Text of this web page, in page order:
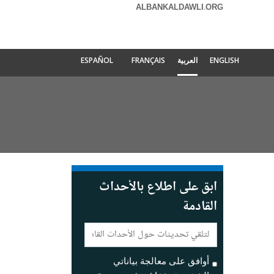
ALBANKALDAWLI.ORG
ENGLISH العربية FRANÇAIS
ESPAÑOL
ابق على اطلاع بالأحداث
القادمة
E-
mail:
أوافق على معالجة بياناتي